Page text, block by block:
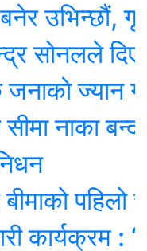
उभिन्छौं,
दिए
ज्यान गयाे
नाका बन्द
पहिलो
: